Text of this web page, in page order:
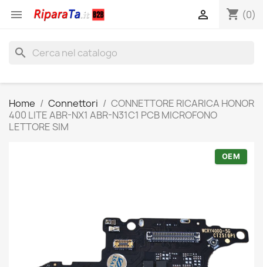
 shopping_cart (0)

search
Home Connettori
CONNETTORE RICARICA HONOR
400 LITE ABR-NX1 ABR-N31C1 PCB MICROFONO
LETTORE SIM
OEM